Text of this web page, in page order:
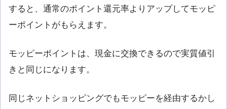
すると、通常のポイント還元率よりアップしてモッピ
ーポイントがもらえます。
モッピーポイントは、現金に交換できるので実質値引
きと同じになります。
同じネットショッピングでもモッピーを経由するかし